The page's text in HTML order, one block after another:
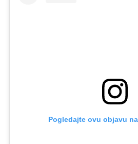
Pogledajte ovu objavu